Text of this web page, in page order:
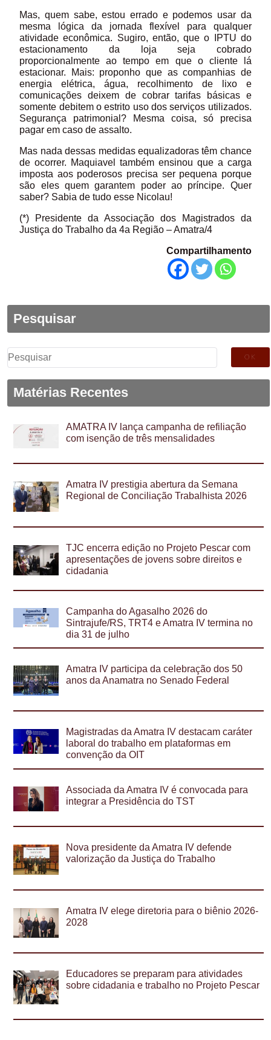
Mas, quem sabe, estou errado e podemos usar da
mesma lógica da jornada flexível para qualquer
atividade econômica. Sugiro, então, que o IPTU do
estacionamento da loja seja cobrado
proporcionalmente ao tempo em que o cliente lá
estacionar. Mais: proponho que as companhias de
energia elétrica, água, recolhimento de lixo e
comunicações deixem de cobrar tarifas básicas e
somente debitem o estrito uso dos serviços utilizados.
Segurança patrimonial? Mesma coisa, só precisa
pagar em caso de assalto.
Mas nada dessas medidas equalizadoras têm chance
de ocorrer. Maquiavel também ensinou que a carga
imposta aos poderosos precisa ser pequena porque
são eles quem garantem poder ao príncipe. Quer
saber? Sabia de tudo esse Nicolau!
(*) Presidente da Associação dos Magistrados da
Justiça do Trabalho da 4a Região – Amatra/4
Compartilhamento
Pesquisar
Pesquisar
por:
Matérias Recentes
AMATRA IV lança campanha de refiliação
com isenção de três mensalidades
Amatra IV prestigia abertura da Semana
Regional de Conciliação Trabalhista 2026
TJC encerra edição no Projeto Pescar com
apresentações de jovens sobre direitos e
cidadania
Campanha do Agasalho 2026 do
Sintrajufe/RS, TRT4 e Amatra IV termina no
dia 31 de julho
Amatra IV participa da celebração dos 50
anos da Anamatra no Senado Federal
Magistradas da Amatra IV destacam caráter
laboral do trabalho em plataformas em
convenção da OIT
Associada da Amatra IV é convocada para
integrar a Presidência do TST
Nova presidente da Amatra IV defende
valorização da Justiça do Trabalho
Amatra IV elege diretoria para o biênio 2026-
2028
Educadores se preparam para atividades
sobre cidadania e trabalho no Projeto Pescar